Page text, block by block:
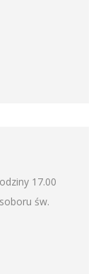
17.00
św.